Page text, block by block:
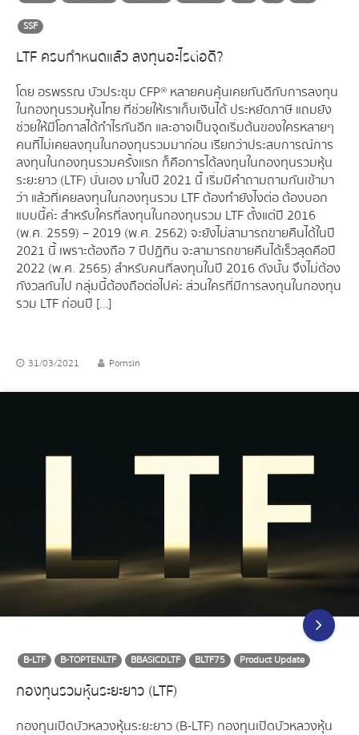
SSF
LTF ครบกำหนดแล้ว ลงทุนอะไรต่อดี?
โดย อรพรรณ บัวประชุม CFP® หลายคนคุ้นเคยกันดีกับการลงทุน
ในกองทุนรวมหุ้นไทย ที่ช่วยให้เราเก็บเงินได้ ประหยัดภาษี แถมยัง
ช่วยให้มีโอกาสได้กำไรกันอีก และอาจเป็นจุดเริ่มต้นของใครหลายๆ
คนที่ไม่เคยลงทุนในกองทุนรวมมาก่อน เรียกว่าประสบการณ์การ
ลงทุนในกองทุนรวมครั้งแรก ก็คือการได้ลงทุนในกองทุนรวมหุ้น
ระยะยาว (LTF) นั่นเอง มาในปี 2021 นี้ เริ่มมีคำถามถามกันเข้ามา
ว่า แล้วที่เคยลงทุนในกองทุนรวม LTF ต้องทำยังไงต่อ ต้องบอก
แบบนี้ค่ะ สำหรับใครที่ลงทุนในกองทุนรวม LTF ตั้งแต่ปี 2016
(พ.ศ. 2559) – 2019 (พ.ศ. 2562) จะยังไม่สามารถขายคืนได้ในปี
2021 นี้ เพราะต้องถือ 7 ปีปฏิทิน จะสามารถขายคืนได้เร็วสุดคือปี
2022 (พ.ศ. 2565) สำหรับคนที่ลงทุนในปี 2016 ดังนั้น จึงไม่ต้อง
กังวลกันไป กลุ่มนี้ต้องถือต่อไปค่ะ ส่วนใครที่มีการลงทุนในกองทุน
รวม LTF ก่อนปี […]
31/03/2021 Pornsin
B-LTF B-TOPTENLTF BBASICDLTF BLTF75 Product Update
กองทุนรวมหุ้นระยะยาว (LTF)
กองทุนเปิดบัวหลวงหุ้นระยะยาว (B-LTF) กองทุนเปิดบัวหลวงหุ้น